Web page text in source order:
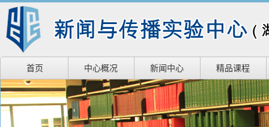
首页 中心概况 新闻中心 精品课程